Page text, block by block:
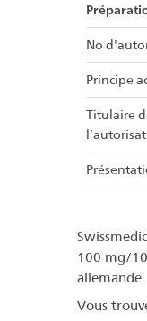
No
Principe
Titulaire
100 mg/
allemande.
Vous